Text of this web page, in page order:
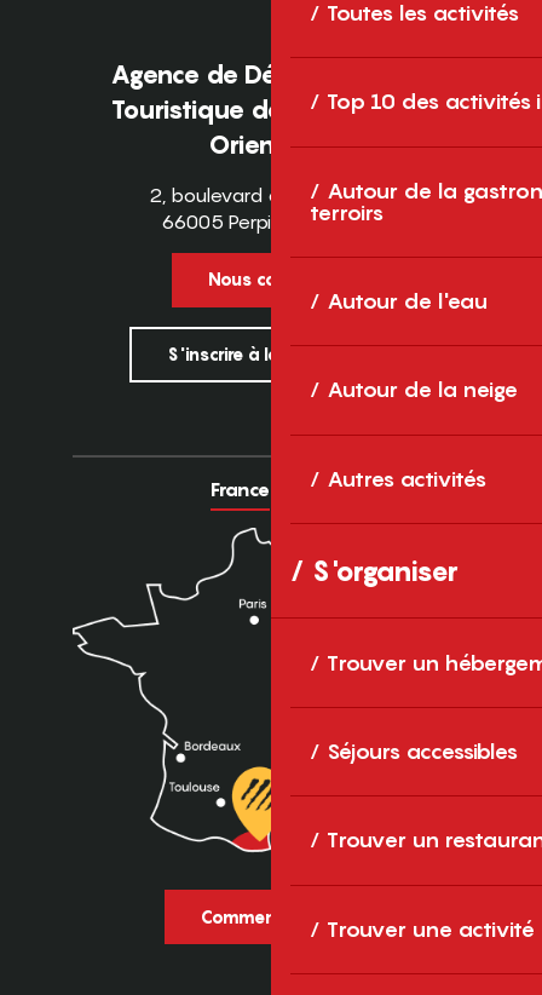
Toutes les activités
Top 10 des activités
Autour de la
terroirs
Autour de l'eau
Autour de la neige
Autres activités
S'organiser
Trouver un
Séjours accessibles
Trouver un
Trouver une activité
Agence de Développement
Touristique des Pyrénées-
Orientales
2, boulevard des Pyrénées
66005 Perpignan Cedex
Nous contacter
S'inscrire à la newsletter
France Europe
Comment venir ?